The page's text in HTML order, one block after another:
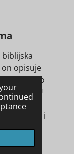
biblijska
on opisuje
posjetio
U
koja
glava i
svijet